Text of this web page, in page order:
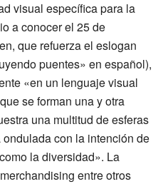
visual específica para la
a conocer el 25 de
que refuerza el eslogan
puentes» en español),
«en un lenguaje visual
se forman una y otra
una multitud de esferas
con la intención de
la diversidad». La
entre otros